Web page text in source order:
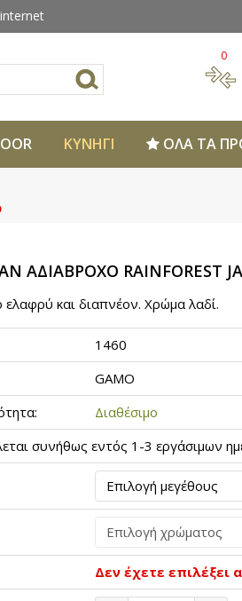
0
ΚΥΝΗΓΙ ΟΛΑ ΤΑ
ΑΔΙΑΒΡΟΧΟ RAINFOREST
ελαφρύ και διαπνέον. Χρώμα λαδί.
1460
GAMO
Διαθέσιμο
συνήθως εντός 1-3 εργάσιμων
Επιλογή μεγέθους
Επιλογή χρώματος
Δεν έχετε επιλέξει